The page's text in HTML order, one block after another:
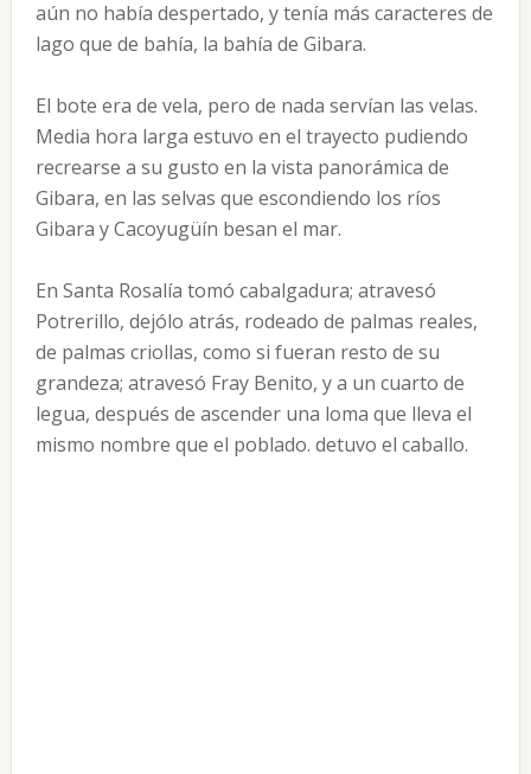
aún no había despertado, y tenía más caracteres de
lago que de bahía, la bahía de Gibara.
El bote era de vela, pero de nada servían las velas.
Media hora larga estuvo en el trayecto pudiendo
recrearse a su gusto en la vista panorámica de
Gibara, en las selvas que escondiendo los ríos
Gibara y Cacoyugüín besan el mar.
En Santa Rosalía tomó cabalgadura; atravesó
Potrerillo, dejólo atrás, rodeado de palmas reales,
de palmas criollas, como si fueran resto de su
grandeza; atravesó Fray Benito, y a un cuarto de
legua, después de ascender una loma que lleva el
mismo nombre que el poblado. detuvo el caballo.